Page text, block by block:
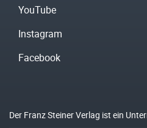
YouTube
Instagram
Facebook
Der Franz Steiner Verlag ist ein